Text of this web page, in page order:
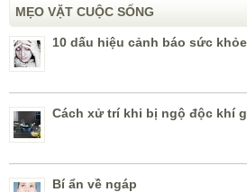
MẸO VẶT CUỘC SỐNG
10 dấu hiệu cảnh báo sức
Cách xử trí khi bị ngộ độc khí
Bí ẩn về ngáp